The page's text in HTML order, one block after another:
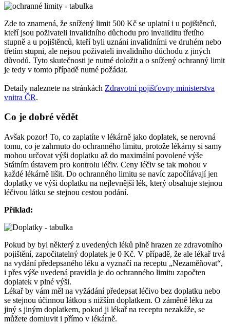
Zde to znamená, že snížený limit 500 Kč se uplatní i u pojištěnců,
kteří jsou poživateli invalidního důchodu pro invaliditu třetího
stupně a u pojištěnců, kteří byli uznáni invalidními ve druhém nebo
třetím stupni, ale nejsou poživateli invalidního důchodu z jiných
důvodů. Tyto skutečnosti je nutné doložit a o snížený ochranný limit
je tedy v tomto případě nutné požádat.
Detaily naleznete na stránkách Zdravotní pojišťovny ministerstva
vnitra ČR.
Co je dobré vědět
Avšak pozor! To, co zaplatíte v lékárně jako doplatek, se nerovná
tomu, co je zahrnuto do ochranného limitu, protože lékárny si samy
mohou určovat výši doplatku až do maximální povolené výše
Státním ústavem pro kontrolu léčiv. Ceny léčiv se tak mohou v
každé lékárně lišit. Do ochranného limitu se navíc započítávají jen
doplatky ve výši doplatku na nejlevnější lék, který obsahuje stejnou
léčivou látku se stejnou cestou podání.
Příklad:
Pokud by byl některý z uvedených léků plně hrazen ze zdravotního
pojištění, započitatelný doplatek je 0 Kč. V případě, že ale lékař trvá
na vydání předepsaného léku a vyznačí na receptu „Nezaměňovat“,
i přes výše uvedená pravidla je do ochranného limitu započten
doplatek v plné výši.
Lékař by vám měl na vyžádání předepsat léčivo bez doplatku nebo
se stejnou účinnou látkou s nižším doplatkem. O záměně léku za
jiný s jiným doplatkem, pokud ji lékař na receptu nezakáže, se
můžete domluvit i přímo v lékárně.